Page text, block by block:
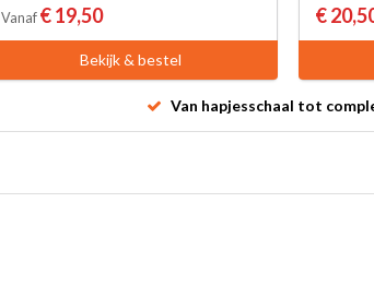
Vanaf € 19,50
Bekijk & bestel
€
Van hapjesschaal tot